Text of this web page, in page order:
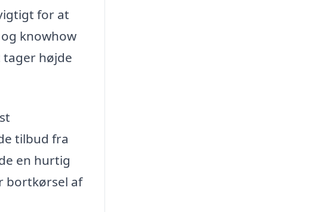
for at
knowhow
tager højde
tilbud fra
en hurtig
bortkørsel af